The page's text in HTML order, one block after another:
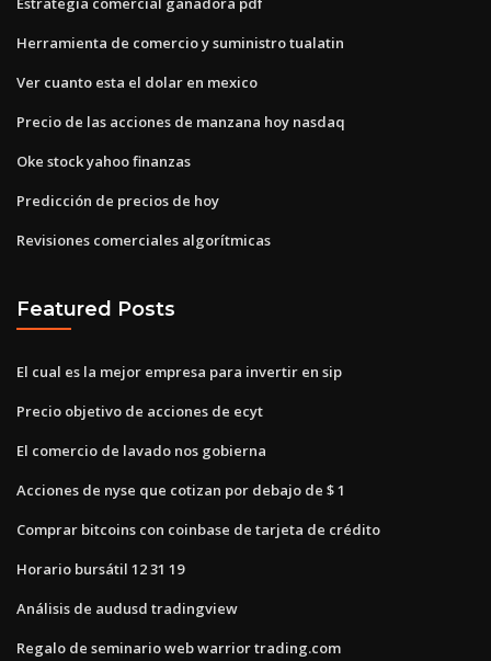
Herramienta de comercio y suministro tualatin
Ver cuanto esta el dolar en mexico
Precio de las acciones de manzana hoy nasdaq
Oke stock yahoo finanzas
Predicción de precios de hoy
Revisiones comerciales algorítmicas
Featured Posts
El cual es la mejor empresa para invertir en sip
Precio objetivo de acciones de ecyt
El comercio de lavado nos gobierna
Acciones de nyse que cotizan por debajo de $ 1
Comprar bitcoins con coinbase de tarjeta de crédito
Horario bursátil 12 31 19
Análisis de audusd tradingview
Regalo de seminario web warrior trading.com